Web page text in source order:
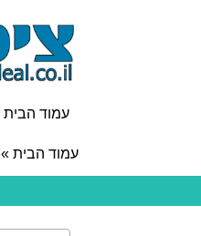
עמוד הבית
עמוד הבית »